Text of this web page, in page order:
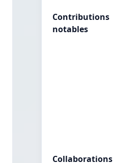
Contributions
notables
Collaborations